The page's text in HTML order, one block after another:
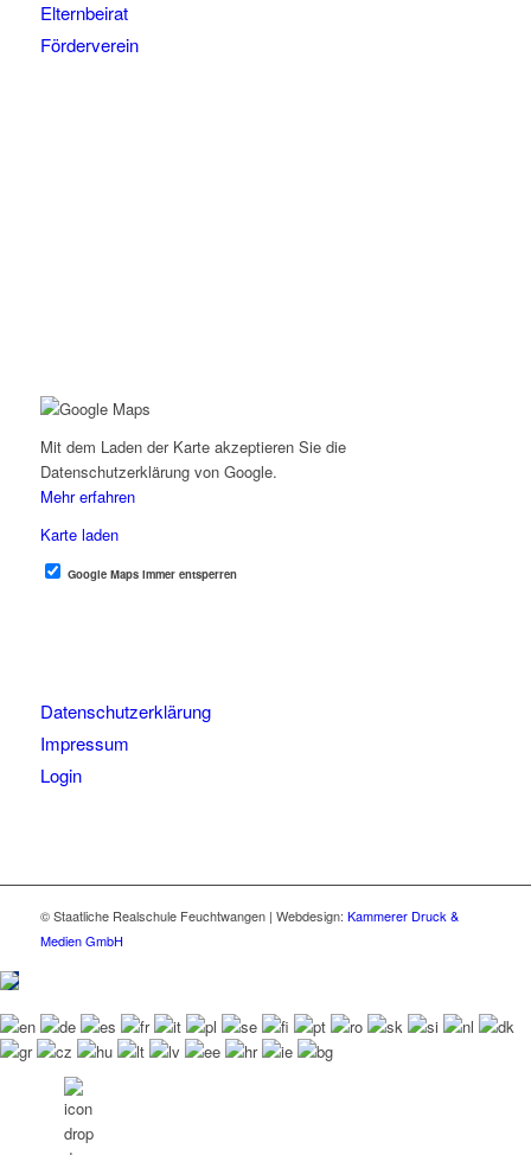
Elternbeirat
Förderverein
Mit dem Laden der Karte akzeptieren Sie die
Datenschutzerklärung von Google.
Mehr erfahren
Karte laden
Google Maps immer entsperren
Datenschutzerklärung
Impressum
Login
© Staatliche Realschule Feuchtwangen | Webdesign: Kammerer Druck &
Medien GmbH